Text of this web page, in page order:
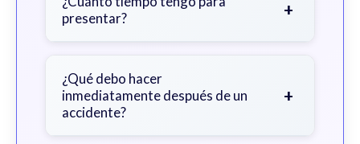
declaraciones que perjudiquen su
presentar?
+
con excepciones. Consulte para
obtener orientación específica.
¿Qué debo hacer
inmediatamente después de un
accidente?
+